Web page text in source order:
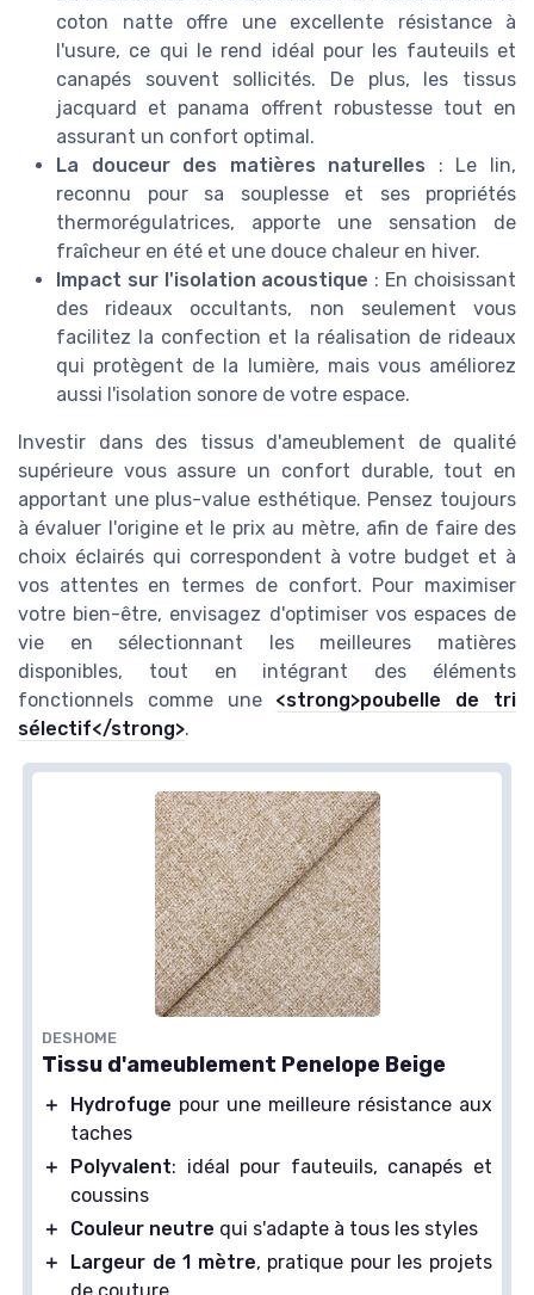
coton natte offre une excellente résistance à
l'usure, ce qui le rend idéal pour les fauteuils et
canapés souvent sollicités. De plus, les tissus
jacquard et panama offrent robustesse tout en
assurant un confort optimal.
La douceur des matières naturelles : Le lin,
reconnu pour sa souplesse et ses propriétés
thermorégulatrices, apporte une sensation de
fraîcheur en été et une douce chaleur en hiver.
Impact sur l'isolation acoustique : En choisissant
des rideaux occultants, non seulement vous
facilitez la confection et la réalisation de rideaux
qui protègent de la lumière, mais vous améliorez
aussi l'isolation sonore de votre espace.
Investir dans des tissus d'ameublement de qualité
supérieure vous assure un confort durable, tout en
apportant une plus-value esthétique. Pensez toujours
à évaluer l'origine et le prix au mètre, afin de faire des
choix éclairés qui correspondent à votre budget et à
vos attentes en termes de confort. Pour maximiser
votre bien-être, envisagez d'optimiser vos espaces de
vie en sélectionnant les meilleures matières
disponibles, tout en intégrant des éléments
fonctionnels comme une <strong>poubelle de tri
sélectif</strong>.
DESHOME
Tissu d'ameublement Penelope Beige
＋ Hydrofuge pour une meilleure résistance aux
taches
＋
Polyvalent: idéal pour fauteuils, canapés et
coussins
＋
Couleur neutre qui s'adapte à tous les styles
＋
Largeur de 1 mètre, pratique pour les projets